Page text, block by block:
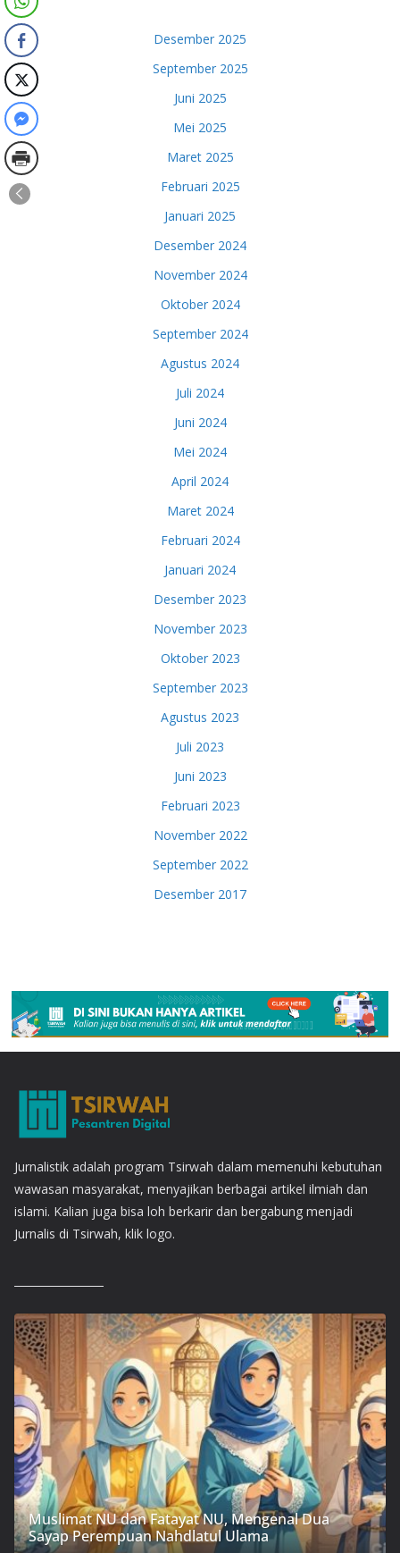
Desember 2025
September 2025
Juni 2025
Mei 2025
Maret 2025
Februari 2025
Januari 2025
Desember 2024
November 2024
Oktober 2024
September 2024
Agustus 2024
Juli 2024
Juni 2024
Mei 2024
April 2024
Maret 2024
Februari 2024
Januari 2024
Desember 2023
November 2023
Oktober 2023
September 2023
Agustus 2023
Juli 2023
Juni 2023
Februari 2023
November 2022
September 2022
Desember 2017
Jurnalistik adalah program Tsirwah dalam memenuhi kebutuhan
wawasan masyarakat, menyajikan berbagai artikel ilmiah dan
islami. Kalian juga bisa loh berkarir dan bergabung menjadi
Jurnalis di Tsirwah, klik logo.
Muslimat NU dan Fatayat NU, Mengenal Dua
Sayap Perempuan Nahdlatul Ulama